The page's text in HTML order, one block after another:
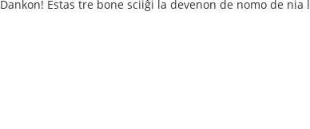
Dankon! Estas tre bone sciiĝi la devenon de nomo de